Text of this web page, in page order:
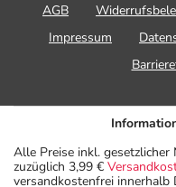
AGB
Impressum
Alle Preise inkl.
zuzüglich 3,99 €
versandkostenfrei innerhalb